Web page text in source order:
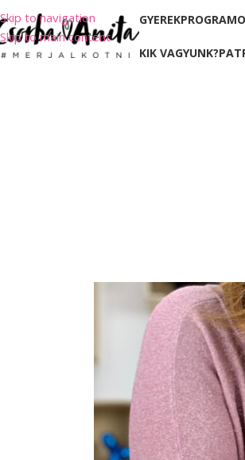
Skip to navigation
Skip to main content
KIK VAGYUNK?